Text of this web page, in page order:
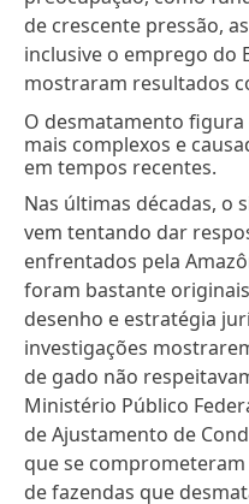
de crescente pressão,
inclusive o emprego do
mostraram resultados
O desmatamento
mais complexos e
em tempos recentes.
Nas últimas décadas, o
vem tentando dar
enfrentados pela
foram bastante
desenho e estratégia
investigações
de gado não
Ministério Público
de Ajustamento de
que se
de fazendas que